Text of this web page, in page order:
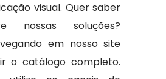
visual. Quer saber
nossas soluções?
em nosso site
o catálogo completo.